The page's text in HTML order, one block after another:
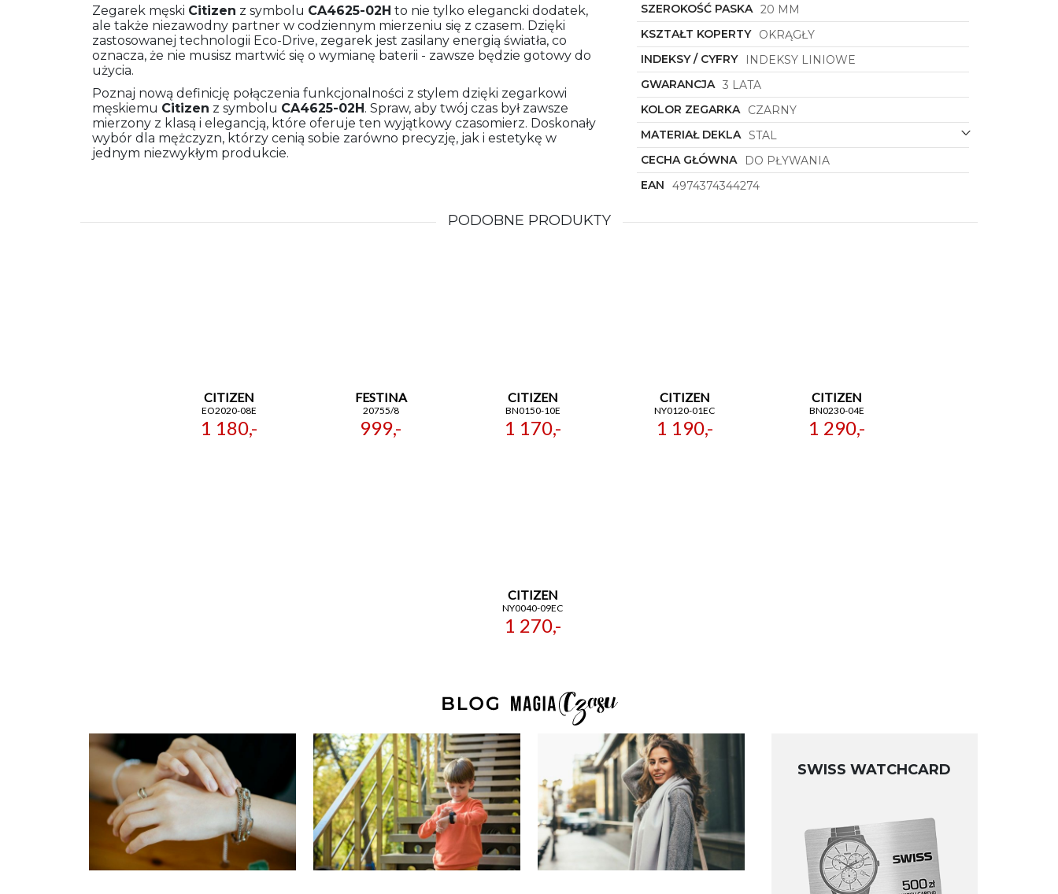
Zegarek męski Citizen z symbolu CA4625-02H to nie tylko elegancki dodatek,
ale także niezawodny partner w codziennym mierzeniu się z czasem. Dzięki
zastosowanej technologii Eco-Drive, zegarek jest zasilany energią światła, co
oznacza, że nie musisz martwić się o wymianę baterii - zawsze będzie gotowy do
użycia.
Poznaj nową definicję połączenia funkcjonalności z stylem dzięki zegarkowi
męskiemu Citizen z symbolu CA4625-02H. Spraw, aby twój czas był zawsze
mierzony z klasą i elegancją, które oferuje ten wyjątkowy czasomierz. Doskonały
wybór dla mężczyzn, którzy cenią sobie zarówno precyzję, jak i estetykę w
jednym niezwykłym produkcie.
SZEROKOŚĆ PASKA 20 MM
KSZTAŁT KOPERTY
OKRĄGŁY
INDEKSY / CYFRY
INDEKSY LINIOWE
GWARANCJA 3 LATA
KOLOR ZEGARKA
CZARNY
MATERIAŁ DEKLA STAL
CECHA GŁÓWNA
DO PŁYWANIA
EAN
4974374344274
PODOBNE PRODUKTY
CITIZEN
EO2020-08E
1 180,-
FESTINA
20755/8
999,-
CITIZEN
BN0150-10E
1 170,-
CITIZEN
NY0120-01EC
1 190,-
CITIZEN
BN0230-04E
1 290,-
CITIZEN
NY0040-09EC
1 270,-
SWISS WATCHCARD